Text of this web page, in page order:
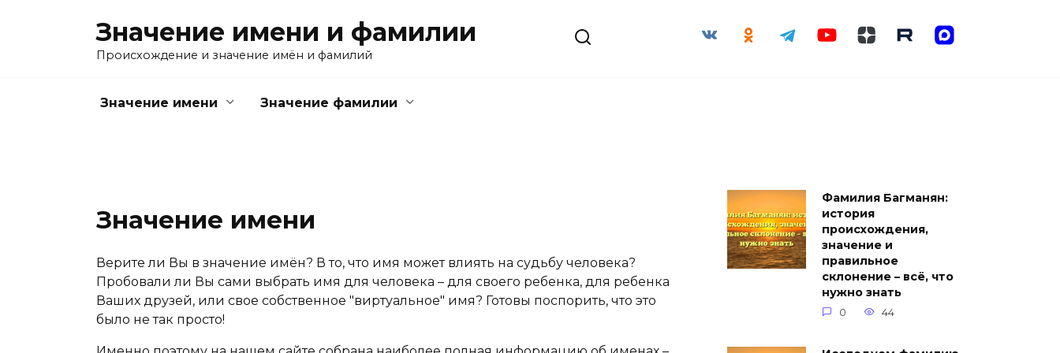
Значение имени и фамилии
Происхождение и значение имён и фамилий
Значение имени Значение фамилии
Значение имени
Верите ли Вы в значение имён? В то, что имя может влиять на судьбу человека?
Пробовали ли Вы сами выбрать имя для человека – для своего ребенка, для ребенка
Ваших друзей, или свое собственное "виртуальное" имя? Готовы поспорить, что это
было не так просто!
Фамилия Багманян:
история
происхождения,
значение и
правильное
склонение – всё, что
нужно знать
0 44